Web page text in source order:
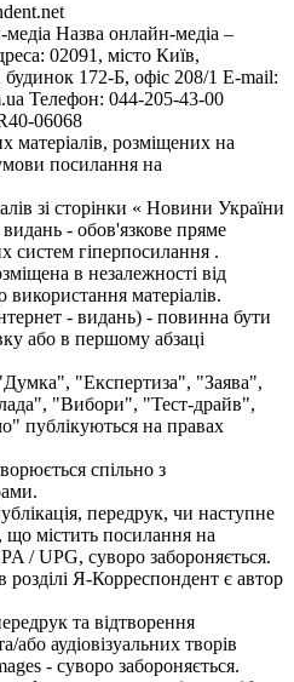
Назва онлайн-медіа –
02091, місто Київ,
172-Б, офіс 208/1 E-mail:
Телефон: 044-205-43-00
06068
матеріалів, розміщених на
посилання на
зі сторінки « Новини України
видань - обов'язкове пряме
систем гіперпосилання .
в незалежності від
використання матеріалів.
- видань) - повинна бути
або в першому абзаці
"Експертиза", "Заява",
"Вибори", "Тест-драйв",
публікуються на правах
спільно з
передрук, чи наступне
містить посилання на
/ UPG, суворо забороняється.
розділі Я-Корреспондент є автор
та відтворення
або аудіовізуальних творів
- суворо забороняється.